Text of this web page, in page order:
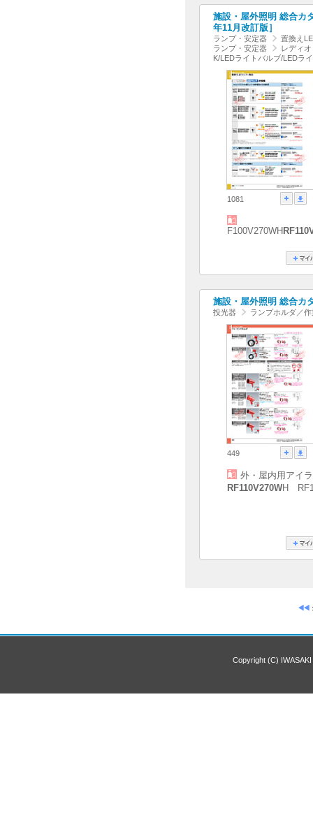
施設・屋外照明 総合カ
年11月改訂版］
ランプ・安定器
置換え
ランプ・安定器
レディ
K/LEDライトバルブ/LEDラ
1081
F100V270WH
施設・屋外照明 総合カ
投光器 ランプホルダ／
449
外・屋内用アイ
RF110V270WH
Copyright (C)